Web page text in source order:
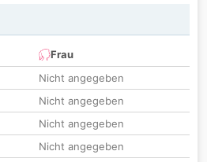
Frau
Nicht angegeben
Nicht angegeben
Nicht angegeben
Nicht angegeben